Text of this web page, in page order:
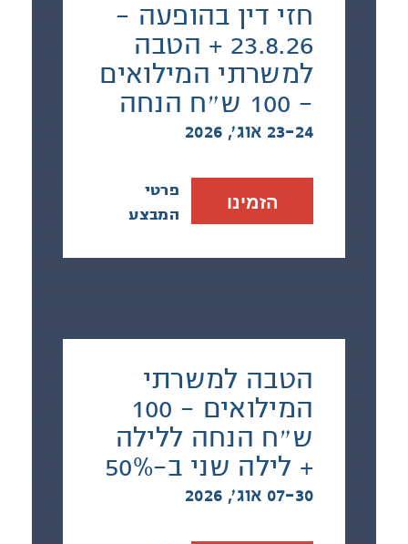
חזי דין בהופעה -
23.8.26 + הטבה
למשרתי המילואים
- 100 ש״ח הנחה
23-24 אוג׳, 2026
הזמינו
פרטי
המבצע
הטבה למשרתי
המילואים - 100
ש״ח הנחה ללילה
+ לילה שני ב-50%
07-30 אוג׳, 2026